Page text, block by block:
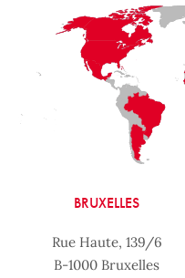
BRUXELLES
Rue Haute, 139/6
B-1000 Bruxelles